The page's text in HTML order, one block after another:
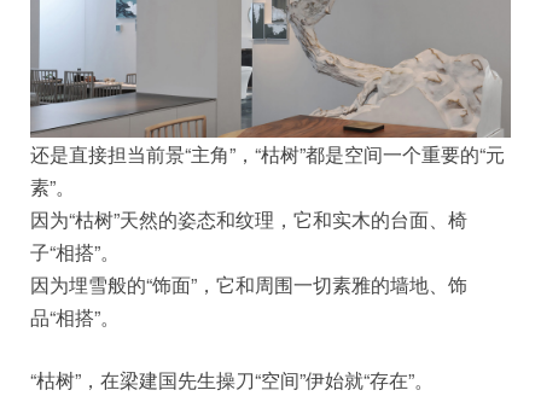
还是直接担当前景“主角”，“枯树”都是空间一个重要的“元
素”。
因为“枯树”天然的姿态和纹理，它和实木的台面、椅
子“相搭”。
因为埋雪般的“饰面”，它和周围一切素雅的墙地、饰
品“相搭”。
“枯树”，在梁建国先生操刀“空间”伊始就“存在”。